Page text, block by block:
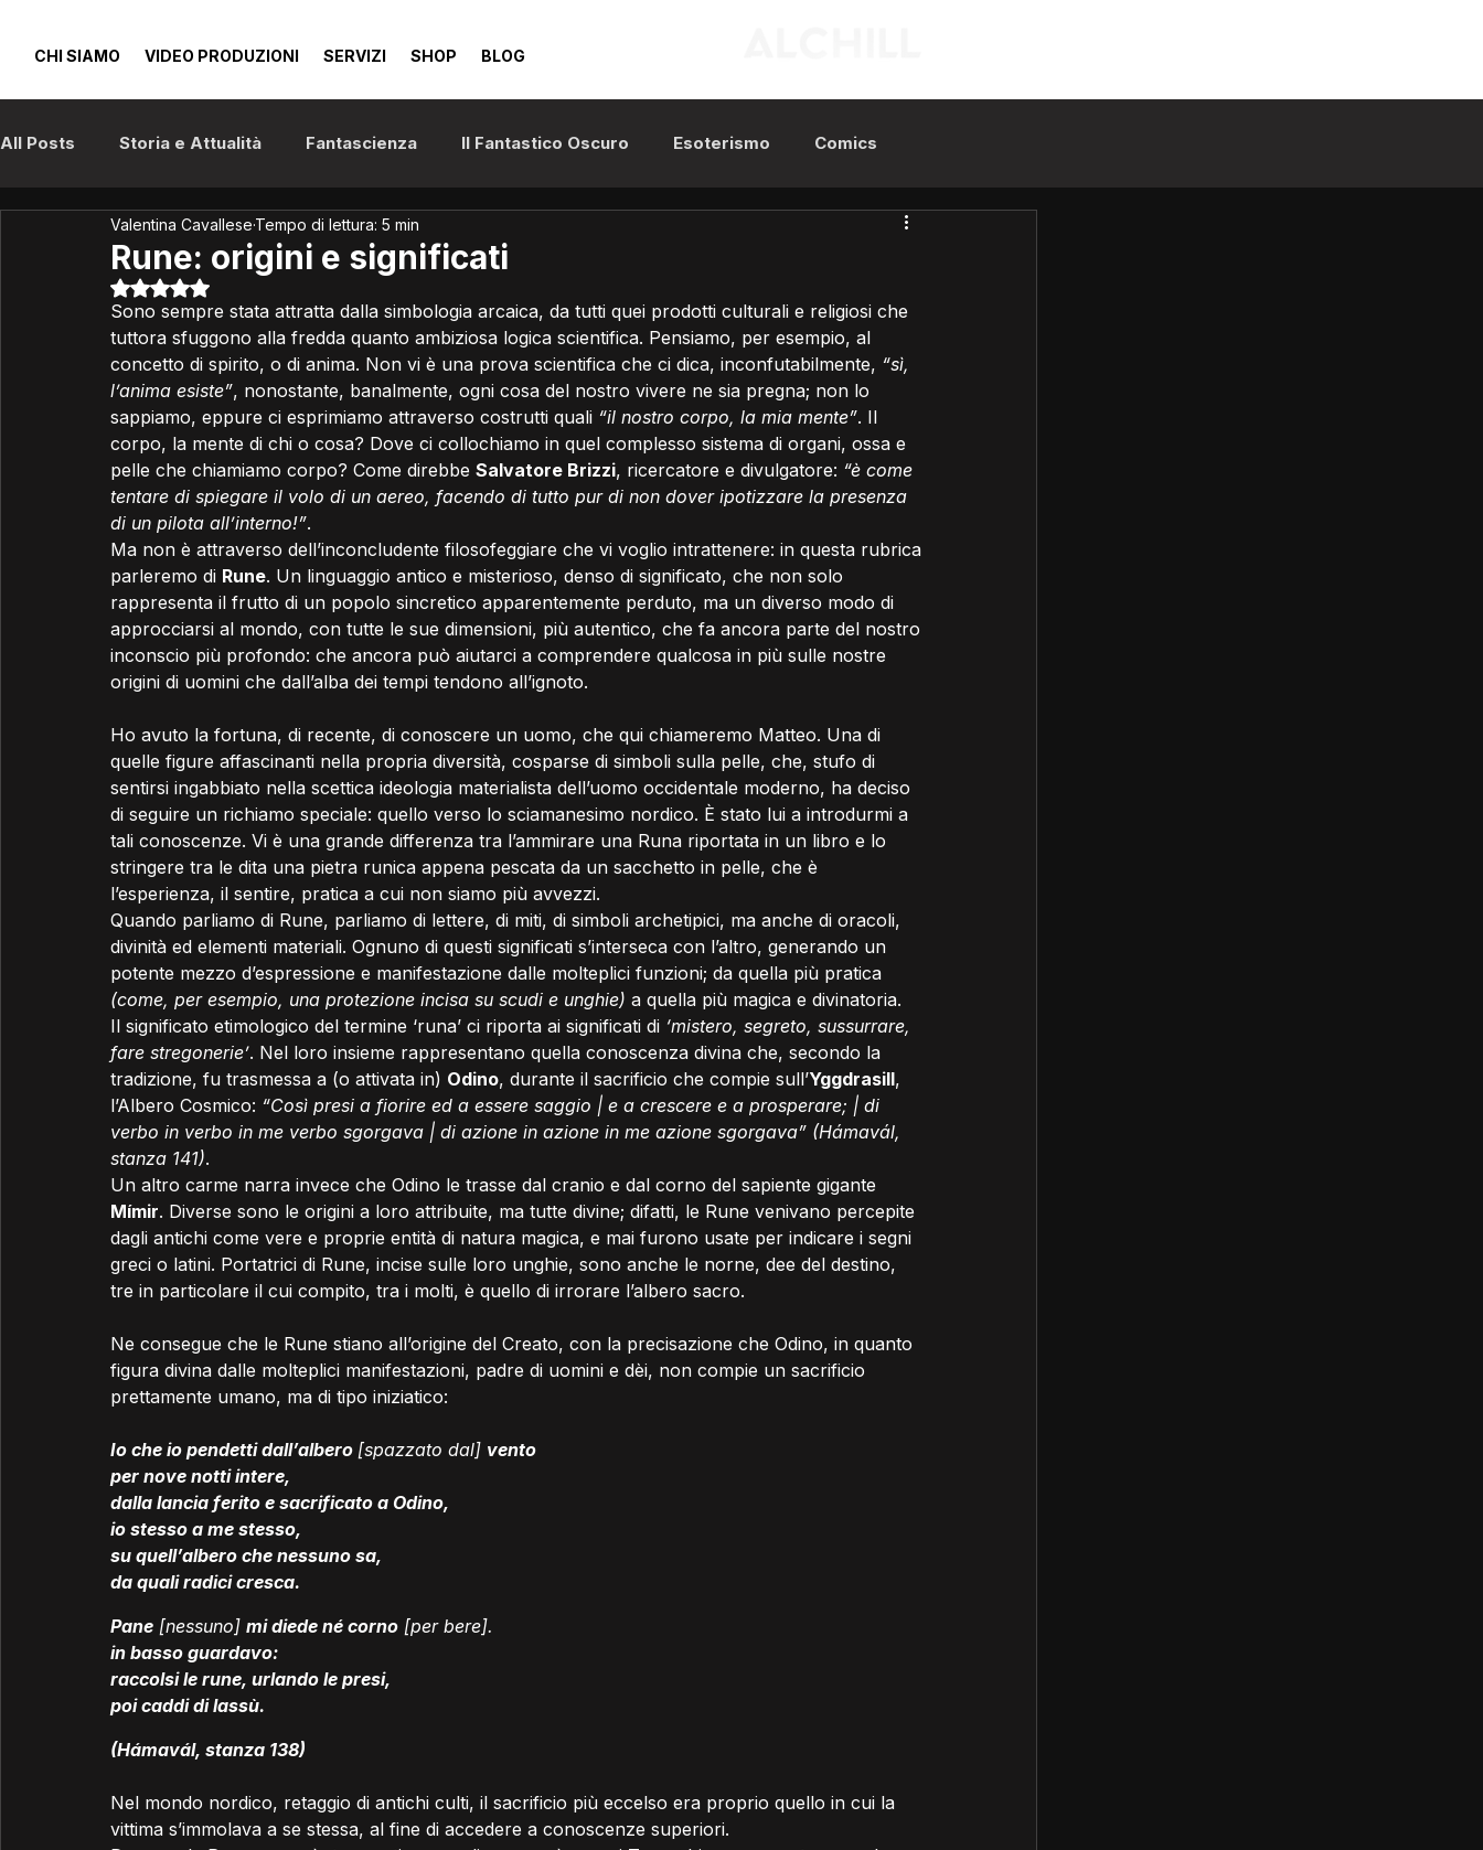
CHI SIAMO VIDEO PRODUZIONI SERVIZI SHOP BLOG
All Posts Storia e Attualità Fantascienza Il Fantastico Oscuro Esoterismo Comics
Anime e Manga Cinema
Rune: origini e significati
Valentina Cavallese Tempo di lettura: 5 min
Valutazione NaN stelle su 5.
Sono sempre stata attratta dalla simbologia arcaica, da tutti quei prodotti culturali e religiosi che
tuttora sfuggono alla fredda quanto ambiziosa logica scientifica. Pensiamo, per esempio, al
concetto di spirito, o di anima. Non vi è una prova scientifica che ci dica, inconfutabilmente, “sì,
l’anima esiste”, nonostante, banalmente, ogni cosa del nostro vivere ne sia pregna; non lo
sappiamo, eppure ci esprimiamo attraverso costrutti quali “il nostro corpo, la mia mente”. Il
corpo, la mente di chi o cosa? Dove ci collochiamo in quel complesso sistema di organi, ossa e
pelle che chiamiamo corpo? Come direbbe Salvatore Brizzi, ricercatore e divulgatore: “è come
tentare di spiegare il volo di un aereo, facendo di tutto pur di non dover ipotizzare la presenza
di un pilota all’interno!”.
Ma non è attraverso dell’inconcludente filosofeggiare che vi voglio intrattenere: in questa rubrica
parleremo di Rune. Un linguaggio antico e misterioso, denso di significato, che non solo
rappresenta il frutto di un popolo sincretico apparentemente perduto, ma un diverso modo di
approcciarsi al mondo, con tutte le sue dimensioni, più autentico, che fa ancora parte del nostro
inconscio più profondo: che ancora può aiutarci a comprendere qualcosa in più sulle nostre
origini di uomini che dall’alba dei tempi tendono all’ignoto.
Ho avuto la fortuna, di recente, di conoscere un uomo, che qui chiameremo Matteo. Una di
quelle figure affascinanti nella propria diversità, cosparse di simboli sulla pelle, che, stufo di
sentirsi ingabbiato nella scettica ideologia materialista dell’uomo occidentale moderno, ha deciso
di seguire un richiamo speciale: quello verso lo sciamanesimo nordico. È stato lui a introdurmi a
tali conoscenze. Vi è una grande differenza tra l’ammirare una Runa riportata in un libro e lo
stringere tra le dita una pietra runica appena pescata da un sacchetto in pelle, che è
l’esperienza, il sentire, pratica a cui non siamo più avvezzi.
Quando parliamo di Rune, parliamo di lettere, di miti, di simboli archetipici, ma anche di oracoli,
divinità ed elementi materiali. Ognuno di questi significati s’interseca con l’altro, generando un
potente mezzo d’espressione e manifestazione dalle molteplici funzioni; da quella più pratica
(come, per esempio, una protezione incisa su scudi e unghie) a quella più magica e divinatoria.
Il significato etimologico del termine ‘runa’ ci riporta ai significati di ‘mistero, segreto, sussurrare,
fare stregonerie’. Nel loro insieme rappresentano quella conoscenza divina che, secondo la
tradizione, fu trasmessa a (o attivata in) Odino, durante il sacrificio che compie sull’Yggdrasill,
l’Albero Cosmico: “Così presi a fiorire ed a essere saggio | e a crescere e a prosperare; | di
verbo in verbo in me verbo sgorgava | di azione in azione in me azione sgorgava” (Hámavál,
stanza 141).
Un altro carme narra invece che Odino le trasse dal cranio e dal corno del sapiente gigante
Mímir. Diverse sono le origini a loro attribuite, ma tutte divine; difatti, le Rune venivano percepite
dagli antichi come vere e proprie entità di natura magica, e mai furono usate per indicare i segni
greci o latini. Portatrici di Rune, incise sulle loro unghie, sono anche le norne, dee del destino,
tre in particolare il cui compito, tra i molti, è quello di irrorare l’albero sacro.
Ne consegue che le Rune stiano all’origine del Creato, con la precisazione che Odino, in quanto
figura divina dalle molteplici manifestazioni, padre di uomini e dèi, non compie un sacrificio
prettamente umano, ma di tipo iniziatico:
Io che io pendetti dall’albero [spazzato dal] vento
per nove notti intere,
dalla lancia ferito e sacrificato a Odino,
io stesso a me stesso,
su quell’albero che nessuno sa,
da quali radici cresca.
Pane [nessuno] mi diede né corno [per bere].
in basso guardavo:
raccolsi le rune, urlando le presi,
poi caddi di lassù.
(Hámavál, stanza 138)
Nel mondo nordico, retaggio di antichi culti, il sacrificio più eccelso era proprio quello in cui la
vittima s’immolava a se stessa, al fine di accedere a conoscenze superiori.